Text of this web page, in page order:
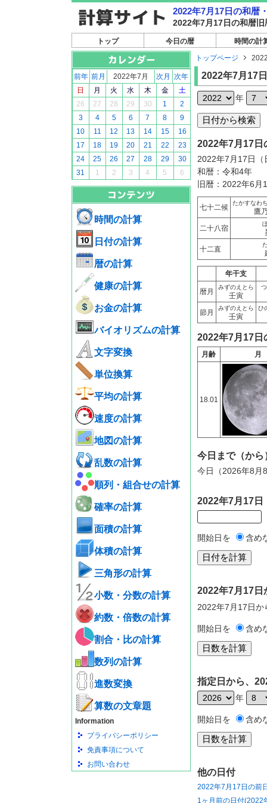
2022年7月17日の和暦
2022年7月17日の和暦旧
トップ 今日の暦 時間の計
前年 前月 2022年7月 次月
次年
日
月 火 水 木 金
土
26
27 28 29 30 1
2
3
4 5 6 7 8
9
10
11 12 13 14 15
16
17
18 19 20 21 22
23
24
25 26 27 28 29
30
31
1 2 3 4 5 6
時間の計算
日付の計算
暦の計算
健康の計算
お金の計算
バイオリズムの計算
文字変換
単位換算
平均の計算
速度の計算
地図の計算
乱数の計算
順列・組合せの計算
確率の計算
面積の計算
体積の計算
三角形の計算
小数・分数の計算
約数・倍数の計算
割合・比の計算
数列の計算
進数変換
算数の文章題
Information
プライバシーポリシー
免責事項について
お問い合わせ
トップページ
2022年7月17日
年
2022年7月17日
2022年7月17日（
和暦：令和4年
旧暦：2022年6
七十二候
たかすなわ
鷹
二十八宿
十二直
年干支
暦月
みずのえとら
壬寅
節月
みずのえとら
壬寅
ひ
2022年7月17日
月齢 月
18.01
今日まで（から
今日（2026年8月
2022年7月17日
開始日を 含め
2022年7月17日
2022年7月17日か
開始日を 含め
指定日から、
年
開始日を 含め
他の日付
2022年7月17日の前日
1ヶ月前の日付(2022